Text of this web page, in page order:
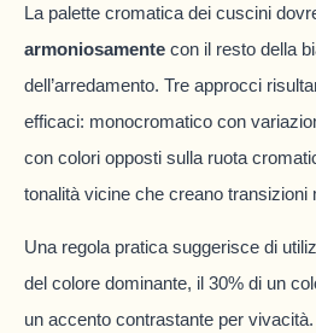
La palette cromatica dei cuscini
armoniosamente con il resto della
dell’arredamento. Tre approcci
efficaci: monocromatico con
con colori opposti sulla ruota
tonalità vicine che creano transizioni
Una regola pratica suggerisce di
del colore dominante, il 30% di un
un accento contrastante per vivacità.